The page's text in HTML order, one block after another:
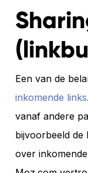
Een van de
inkomende links
vanaf andere
bijvoorbeeld de
over